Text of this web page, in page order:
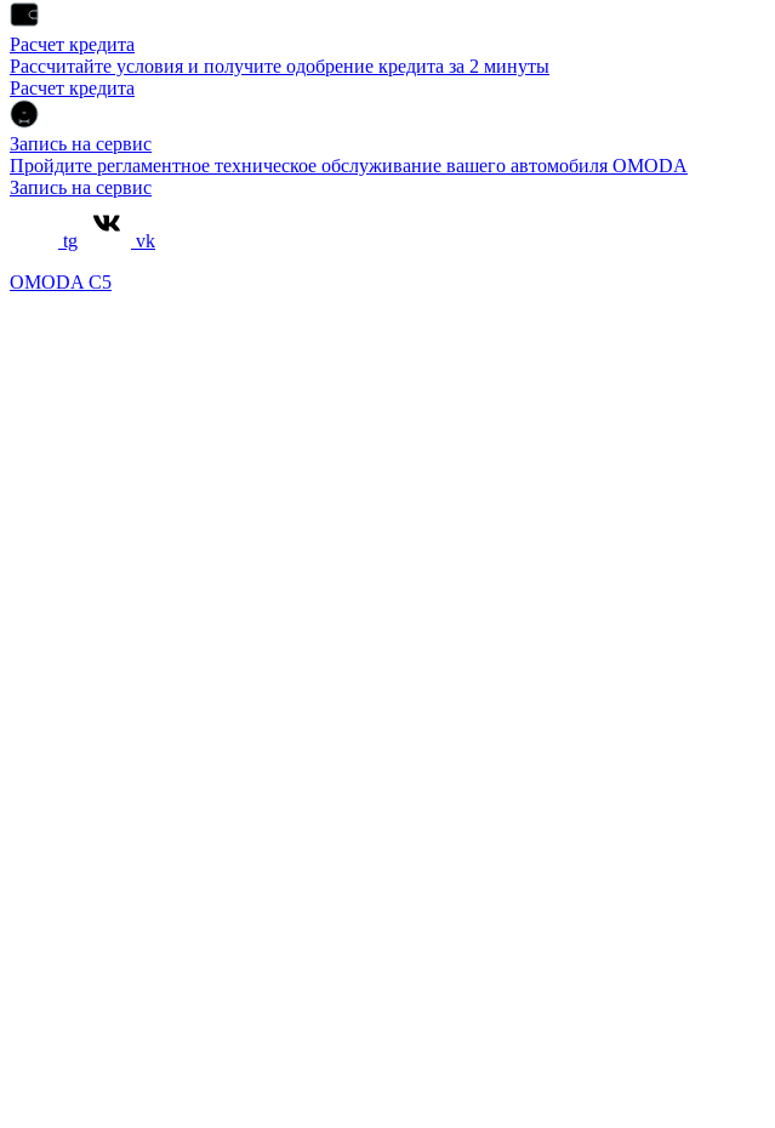
Расчет кредита
Рассчитайте условия и получите одобрение кредита за 2 минуты
Расчет кредита
Запись на сервис
Пройдите регламентное техническое обслуживание вашего автомобиля OMODA
Запись на сервис
tg
vk
OMODA C5